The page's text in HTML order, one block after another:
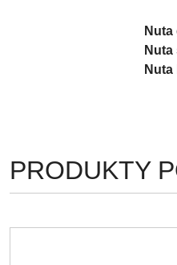
Nuta
Nuta
Nuta
Pomiń karuzelę
PRODUKTY
O
STATUSIE:
PRODUKTY